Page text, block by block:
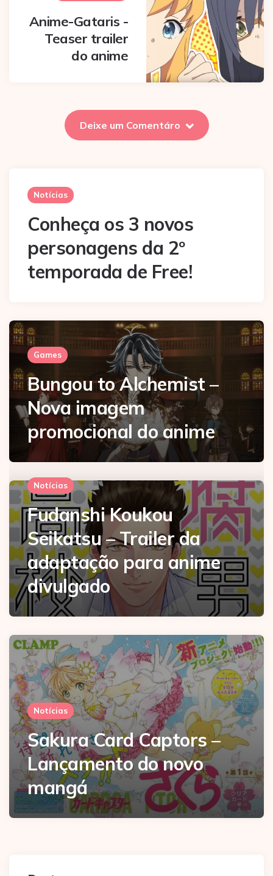
Anime-Gataris -
Teaser trailer
do anime
Deixe um Comentáro
Notícias
Conheça os 3 novos
personagens da 2º
temporada de Free!
Games
Bungou to Alchemist –
Nova imagem
promocional do anime
Notícias
Fudanshi Koukou
Seikatsu – Trailer da
adaptação para anime
divulgado
Notícias
Sakura Card Captors –
Lançamento do novo
mangá